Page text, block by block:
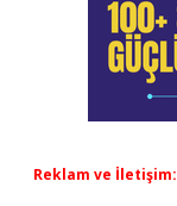
Reklam ve İletişim: